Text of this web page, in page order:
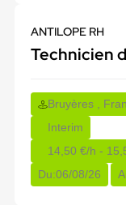
ANTILOPE RH
Technicien
Bruyères ,
Interim
14,50 €/h -
Du:06/08/26